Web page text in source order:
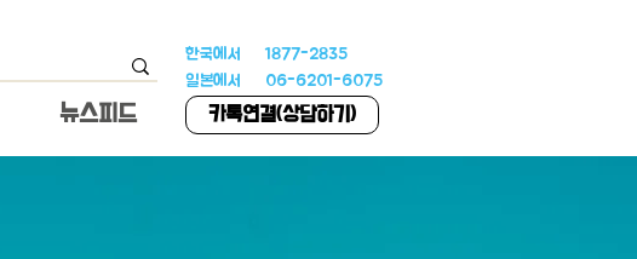
​뉴스피드
한국에서 1877-2835
일본에서 06-6201-6075
카톡연결(상담하기)